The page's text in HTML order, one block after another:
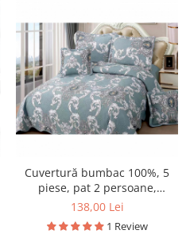
Cuvertură bumbac 100%, 5
piese, pat 2 persoane,
230x250 cm, CB209
138,00 Lei
1 Review